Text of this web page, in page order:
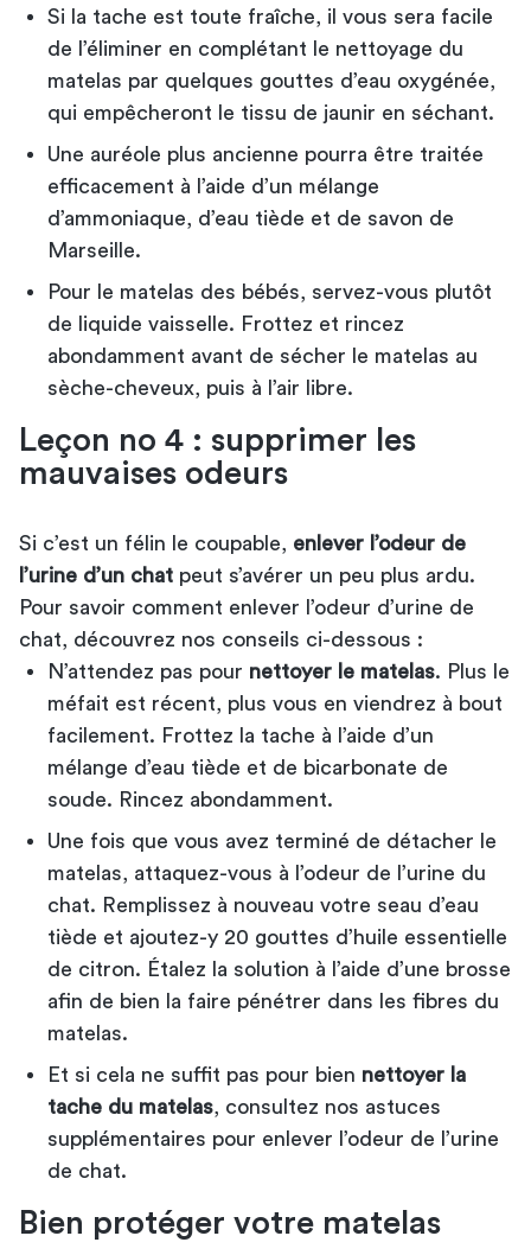
Si la tache est toute fraîche, il vous sera facile
de l’éliminer en complétant le nettoyage du
matelas par quelques gouttes d’eau oxygénée,
qui empêcheront le tissu de jaunir en séchant.
Une auréole plus ancienne pourra être traitée
efficacement à l’aide d’un mélange
d’ammoniaque, d’eau tiède et de savon de
Marseille.
Pour le matelas des bébés, servez-vous plutôt
de liquide vaisselle. Frottez et rincez
abondamment avant de sécher le matelas au
sèche-cheveux, puis à l’air libre.
Leçon no 4 : supprimer les
mauvaises odeurs
Si c’est un félin le coupable, enlever l’odeur de
l’urine d’un chat peut s’avérer un peu plus ardu.
Pour savoir comment enlever l’odeur d’urine de
chat, découvrez nos conseils ci-dessous :
N’attendez pas pour nettoyer le matelas. Plus le
méfait est récent, plus vous en viendrez à bout
facilement. Frottez la tache à l’aide d’un
mélange d’eau tiède et de bicarbonate de
soude. Rincez abondamment.
Une fois que vous avez terminé de détacher le
matelas, attaquez-vous à l’odeur de l’urine du
chat. Remplissez à nouveau votre seau d’eau
tiède et ajoutez-y 20 gouttes d’huile essentielle
de citron. Étalez la solution à l’aide d’une brosse
afin de bien la faire pénétrer dans les fibres du
matelas.
Et si cela ne suffit pas pour bien nettoyer la
tache du matelas , consultez nos astuces
supplémentaires pour enlever l’odeur de l’urine
de chat.
Bien protéger votre matelas